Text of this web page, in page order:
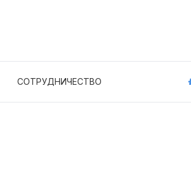
СОТРУДНИЧЕСТВО